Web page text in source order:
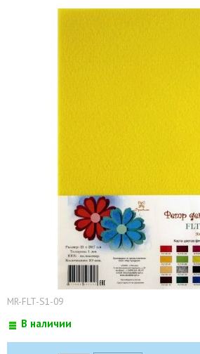
MR-FLT-S1-09
В наличии